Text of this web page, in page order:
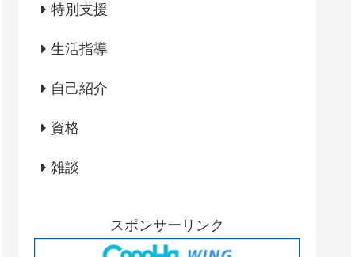
特別支援
生活指導
自己紹介
資格
雑談
スポンサーリンク